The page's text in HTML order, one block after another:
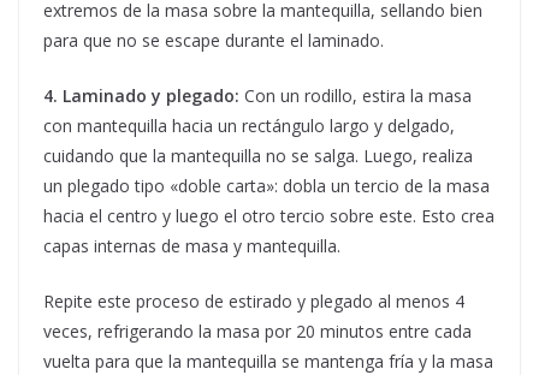
extremos de la masa sobre la mantequilla, sellando bien
para que no se escape durante el laminado.
4. Laminado y plegado: Con un rodillo, estira la masa
con mantequilla hacia un rectángulo largo y delgado,
cuidando que la mantequilla no se salga. Luego, realiza
un plegado tipo «doble carta»: dobla un tercio de la masa
hacia el centro y luego el otro tercio sobre este. Esto crea
capas internas de masa y mantequilla.
Repite este proceso de estirado y plegado al menos 4
veces, refrigerando la masa por 20 minutos entre cada
vuelta para que la mantequilla se mantenga fría y la masa